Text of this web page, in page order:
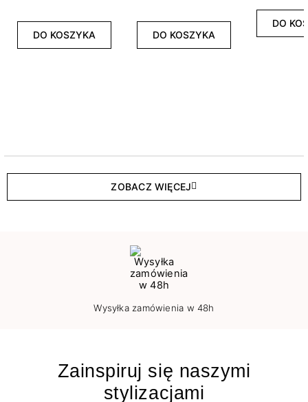
DO KOSZYKA DO KOSZYKA
DO
ZOBACZ WIĘCEJ
Wysyłka zamówienia w 48h
Zainspiruj się naszymi
stylizacjami